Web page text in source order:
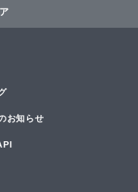
お知らせ